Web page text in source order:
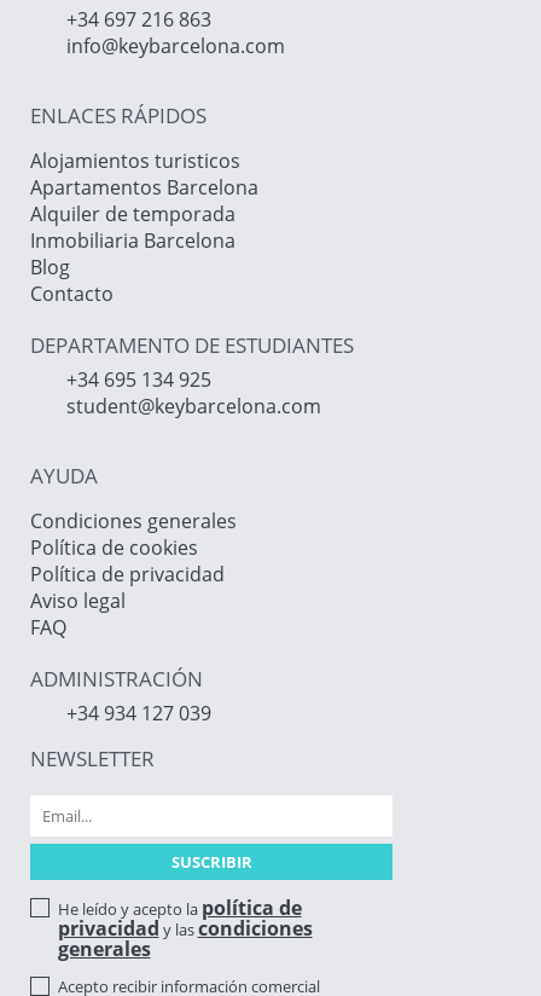
+34 697 216 863
info@keybarcelona.com
ENLACES RÁPIDOS
Alojamientos turisticos
Apartamentos Barcelona
Alquiler de temporada
Inmobiliaria Barcelona
Blog
Contacto
DEPARTAMENTO DE ESTUDIANTES
+34 695 134 925
student@keybarcelona.com
AYUDA
Condiciones generales
Política de cookies
Política de privacidad
Aviso legal
FAQ
ADMINISTRACIÓN
+34 934 127 039
NEWSLETTER
He leído y acepto la política de
privacidad y lascondiciones
generales
Acepto recibir información comercial